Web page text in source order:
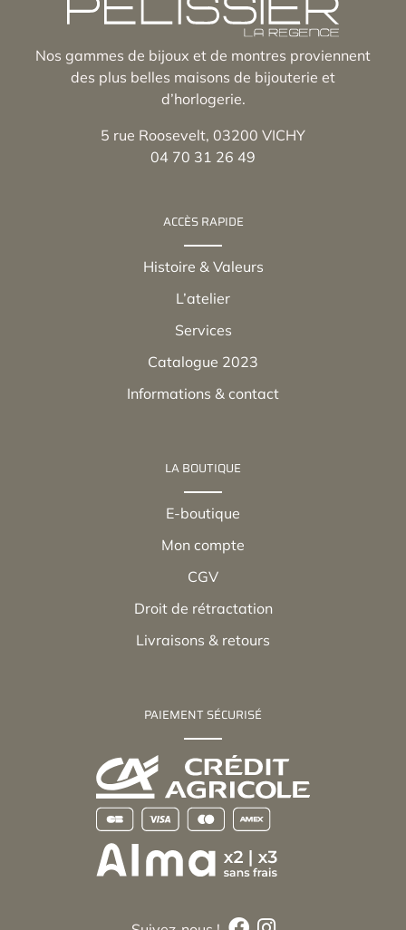
Nos gammes de bijoux et de montres proviennent
des plus belles maisons de bijouterie et
d’horlogerie.
5 rue Roosevelt, 03200 VICHY
04 70 31 26 49
ACCÈS RAPIDE
Histoire & Valeurs
L’atelier
Services
Catalogue 2023
Informations & contact
LA BOUTIQUE
E-boutique
Mon compte
CGV
Droit de rétractation
Livraisons & retours
PAIEMENT SÉCURISÉ